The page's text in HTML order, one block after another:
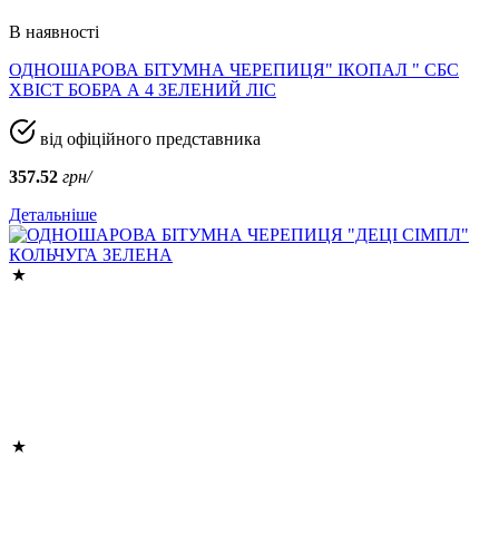
В наявності
ОДНОШАРОВА БІТУМНА ЧЕРЕПИЦЯ" ІКОПАЛ " СБС
ХВІСТ БОБРА А 4 ЗЕЛЕНИЙ ЛІС
від офіційного представника
357.52 грн/
Детальніше